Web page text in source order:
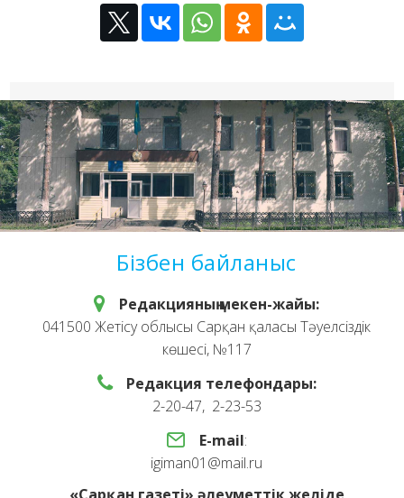
Бізбен байланыс
Редакцияның мекен-жайы:
041500 Жетісу облысы Сарқан қаласы Тәуелсіздік
көшесі, №117
Редакция телефондары:
2-20-47, 2-23-53
E-mail:
igiman01@mail.ru